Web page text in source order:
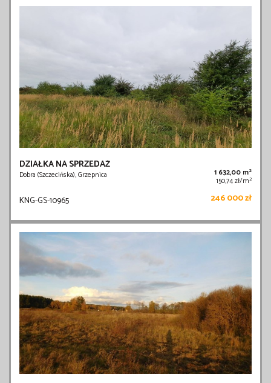
DZIAŁKA NA SPRZEDAŻ
Dobra (Szczecińska), Grzepnica 1 632,00 m2
150,74 zł/m2
KNG-GS-10965 246 000 zł